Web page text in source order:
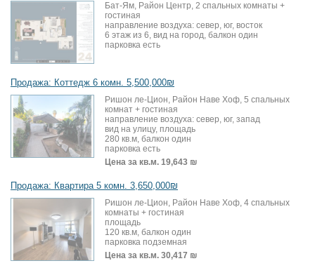
Бат-Ям, Район Центр, 2 спальных комнаты +
гостиная
направление воздуха: север, юг, восток
6 этаж из 6, вид на город, балкон один
парковка есть
Продажа: Коттедж 6 комн. 5,500,000₪
Ришон ле-Цион, Район Наве Хоф, 5 спальных
комнат + гостиная
направление воздуха: север, юг, запад
вид на улицу, площадь
280 кв.м, балкон один
парковка есть
Цена за кв.м. 19,643 ₪
Продажа: Квартира 5 комн. 3,650,000₪
Ришон ле-Цион, Район Наве Хоф, 4 спальных
комнаты + гостиная
площадь
120 кв.м, балкон один
парковка подземная
Цена за кв.м. 30,417 ₪